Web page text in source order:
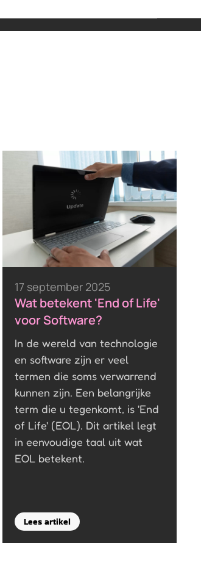
17 september 2025
Wat betekent 'End of Life'
voor Software?
In de wereld van technologie
en software zijn er veel
termen die soms verwarrend
kunnen zijn. Een belangrijke
term die u tegenkomt, is 'End
of Life' (EOL). Dit artikel legt
in eenvoudige taal uit wat
EOL betekent.
Lees artikel